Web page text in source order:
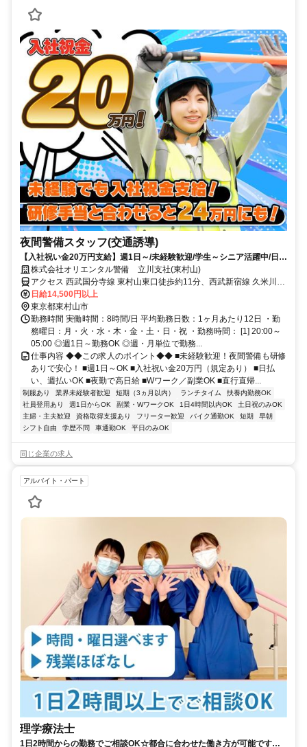
夜間警備スタッフ(交通誘導)
【入社祝い金20万円支給】週1日～/未経験歓迎/学生～シニア活躍中/日払
い・週払いOK/履歴書不要！
株式会社オリエンタル警備 立川支社(東村山)
アクセス 西武国分寺線 東村山東口徒歩約11分、西武新宿線 久米川北
口徒歩約11分、西武多摩湖線 八坂（東京都）徒歩約15分 (面接地/立
川支社)東京都立川市曙町１丁目１５－１ 谷ビル６Ｆ
日給14,500円以上
東京都東村山市
勤務時間 実働時間：8時間/日 平均勤務日数：1ヶ月あたり12日 ・勤
務曜日：月・火・水・木・金・土・日・祝 ・勤務時間： [1] 20:00～
05:00 ◎週1日～勤務OK ◎週・月単位で勤務...
仕事内容 ◆◆この求人のポイント◆◆ ■未経験歓迎！夜間警備も研修
ありで安心！ ■週1日～OK ■入社祝い金20万円（規定あり） ■日払
い、週払いOK ■夜勤で高日給 ■Wワーク／副業OK ■直行直帰...
制服あり 業界未経験者歓迎 短期（3ヵ月以内） ランチタイム
扶養内勤務OK
社員登用あり
週1日からOK 副業・WワークOK 1日4時間以内OK
土日祝のみOK
主婦・主夫歓迎
資格取得支援あり フリーター歓迎 バイク通勤OK 短期
早朝
シフト自由
学歴不問 車通勤OK 平日のみOK
同じ企業の求人
アルバイト・パート
理学療法士
1日2時間からの勤務でご相談OK☆都合に合わせた働き方が可能です！